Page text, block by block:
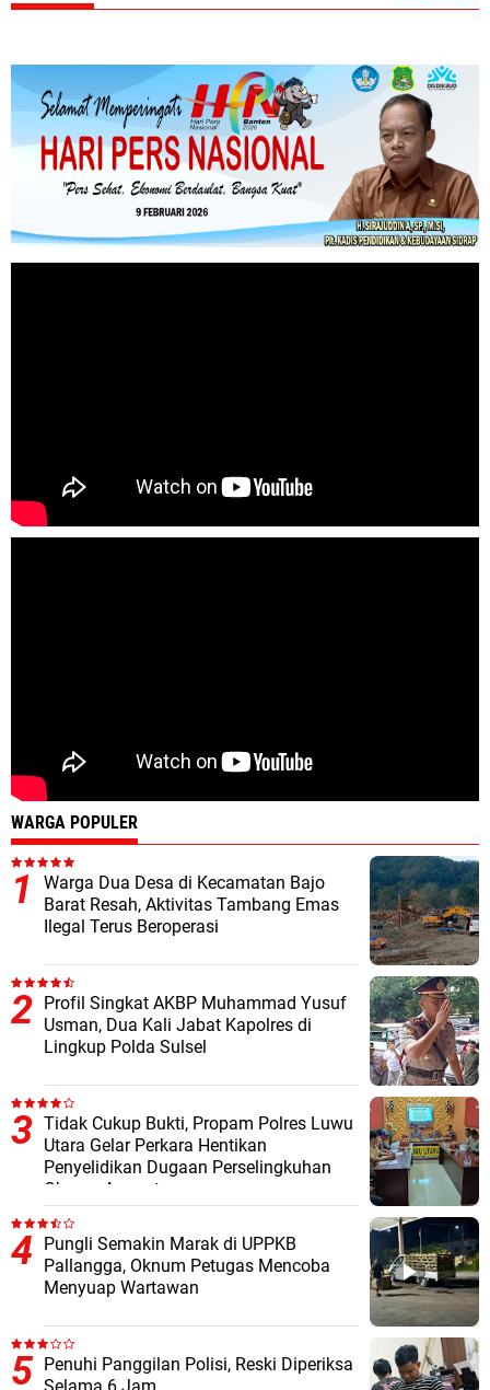
WARGA POPULER
Warga Dua Desa di Kecamatan Bajo
Barat Resah, Aktivitas Tambang Emas
Ilegal Terus Beroperasi
Profil Singkat AKBP Muhammad Yusuf
Usman, Dua Kali Jabat Kapolres di
Lingkup Polda Sulsel
Tidak Cukup Bukti, Propam Polres Luwu
Utara Gelar Perkara Hentikan
Penyelidikan Dugaan Perselingkuhan
Oknum Anggota
Pungli Semakin Marak di UPPKB
Pallangga, Oknum Petugas Mencoba
Menyuap Wartawan
Penuhi Panggilan Polisi, Reski Diperiksa